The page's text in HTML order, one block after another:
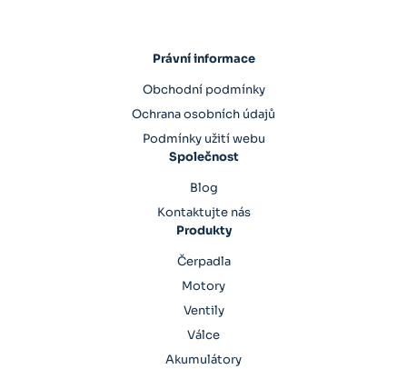
Právní informace
Obchodní podmínky
Ochrana osobních údajů
Podmínky užití webu
Společnost
Blog
Kontaktujte nás
Produkty
Čerpadla
Motory
Ventily
Válce
Akumulátory